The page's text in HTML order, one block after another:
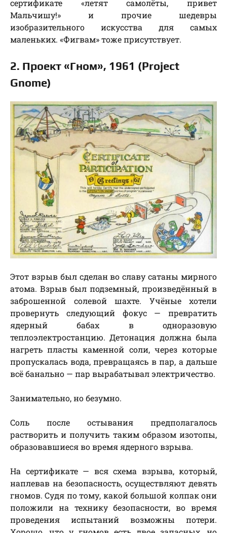
сертификате «летят самолёты, привет
Мальчишу!» и прочие шедевры
изобразительного искусства для самых
маленьких. «Фигвам» тоже присутствует.
2. Проект «Гном», 1961 (Project
Gnome)
Этот взрыв был сделан во славу сатаны мирного
атома. Взрыв был подземный, произведённый в
заброшенной солевой шахте. Учёные хотели
провернуть следующий фокус — превратить
ядерный бабах в одноразовую
теплоэлектростанцию. Детонация должна была
нагреть пласты каменной соли, через которые
пропускалась вода, превращаясь в пар, а дальше
всё банально — пар вырабатывал электричество.
Занимательно, но безумно.
Соль после остывания предполагалось
растворить и получить таким образом изотопы,
образовавшиеся во время ядерного взрыва.
На сертификате — вся схема взрыва, который,
наплевав на безопасность, осуществляют девять
гномов. Судя по тому, какой большой колпак они
положили на технику безопасности, во время
проведения испытаний возможны потери.